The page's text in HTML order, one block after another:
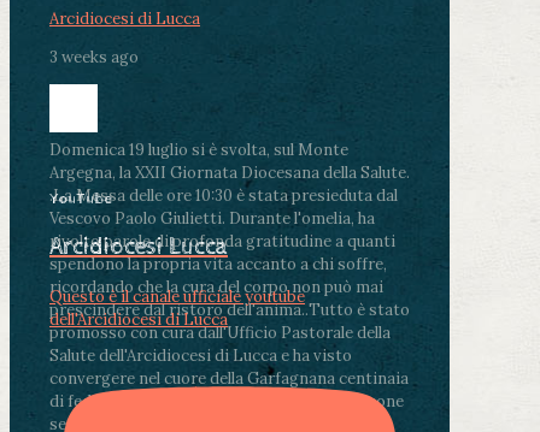
Arcidiocesi di Lucca
3 weeks ago
Domenica 19 luglio si è svolta, sul Monte
Argegna, la XXII Giornata Diocesana della Salute.
.La Messa delle ore 10:30 è stata presieduta dal
Vescovo Paolo Giulietti. Durante l'omelia, ha
rivolto parole di profonda gratitudine a quanti
spendono la propria vita accanto a chi soffre,
ricordando che la cura del corpo non può mai
prescindere dal ristoro dell'anima..Tutto è stato
promosso con cura dall'Ufficio Pastorale della
Salute dell'Arcidiocesi di Lucca e ha visto
convergere nel cuore della Garfagnana centinaia
di fedeli, operatori sanitari, volontari e persone
segnate dalla malattia.
YouTube
Arcidiocesi Lucca
Questo è il canale ufficiale youtube
dell'Arcidiocesi di Lucca